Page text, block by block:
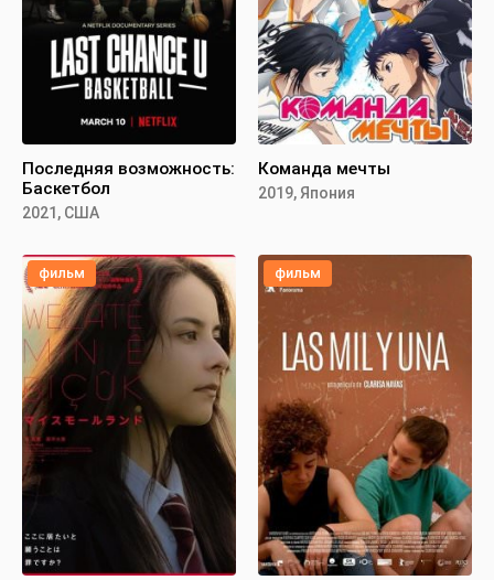
Последняя возможность:
Баскетбол
2021, США
Команда мечты
2019, Япония
фильм фильм